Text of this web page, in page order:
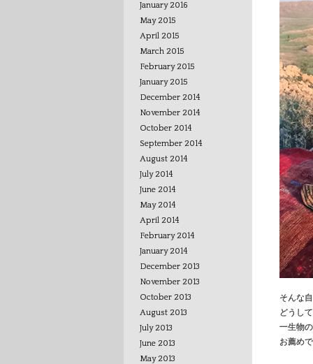
January 2016
May 2015
April 2015
March 2015
February 2015
January 2015
December 2014
November 2014
October 2014
September 2014
August 2014
July 2014
June 2014
May 2014
April 2014
February 2014
January 2014
December 2013
November 2013
October 2013
August 2013
July 2013
June 2013
May 2013
そんな
どうし
一生物
お薦め